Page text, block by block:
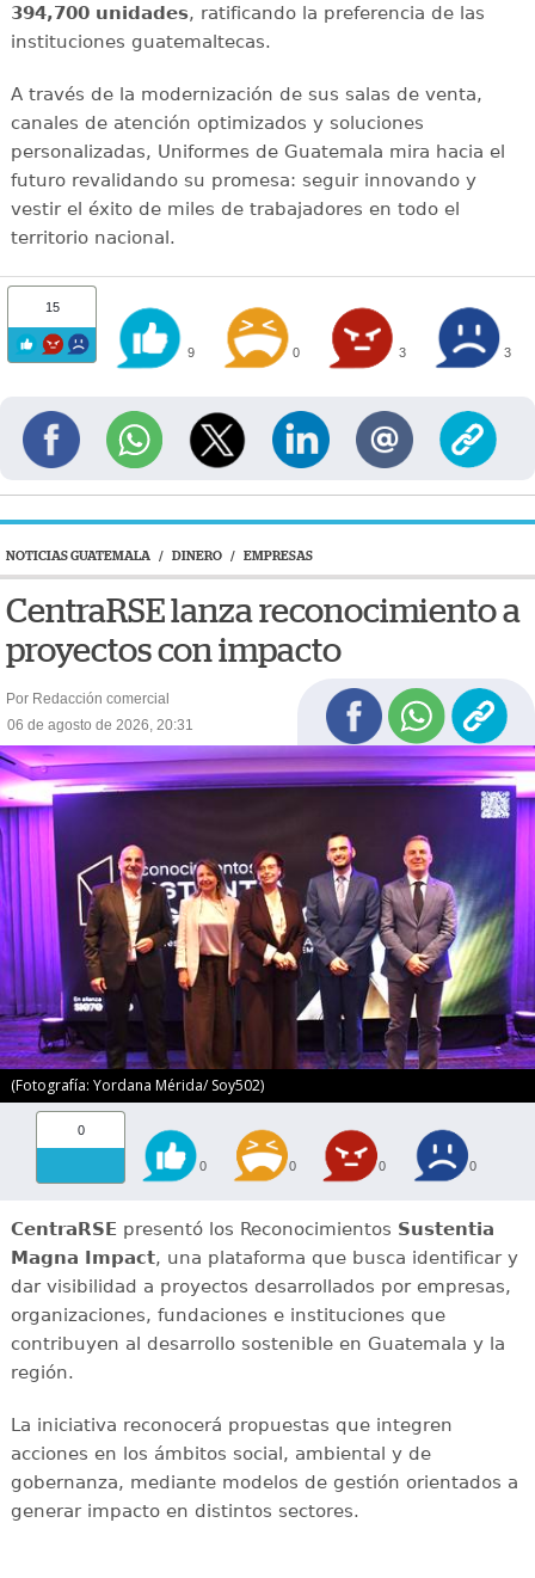
394,700 unidades, ratificando la preferencia de las
instituciones guatemaltecas.
A través de la modernización de sus salas de venta,
canales de atención optimizados y soluciones
personalizadas, Uniformes de Guatemala mira hacia el
futuro revalidando su promesa: seguir innovando y
vestir el éxito de miles de trabajadores en todo el
territorio nacional.
15
9 0 3 3
NOTICIAS GUATEMALA / DINERO / EMPRESAS
CentraRSE lanza reconocimiento a
proyectos con impacto
Por Redacción comercial
06 de agosto de 2026, 20:31
(Fotografía: Yordana Mérida/ Soy502)
0
0 0 0 0
CentraRSEpresentó los Reconocimientos Sustentia
Magna Impact, una plataforma que busca identificar y
dar visibilidad a proyectos desarrollados por empresas,
organizaciones, fundaciones e instituciones que
contribuyen al desarrollo sostenible en Guatemala y la
región.
La iniciativa reconocerá propuestas que integren
acciones en los ámbitos social, ambiental y de
gobernanza, mediante modelos de gestión orientados a
generar impacto en distintos sectores.